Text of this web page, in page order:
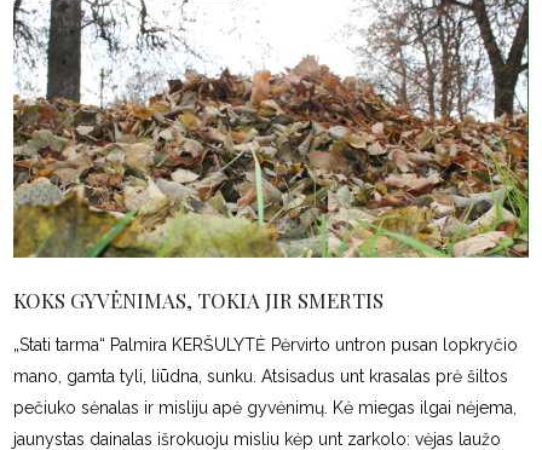
KOKS GYVĖNIMAS, TOKIA JIR SMERTIS
„Stati tarma“ Palmira KERŠULYTĖ Pėrvirto untron pusan lopkryčio
mano, gamta tyli, liūdna, sunku. Atsisadus unt krasalas prė šiltos
pečiuko sėnalas ir misliju apė gyvėnimų. Kė miegas ilgai nėjema,
jaunystas dainalas išrokuoju misliu kėp unt zarkolo: vėjas laužo